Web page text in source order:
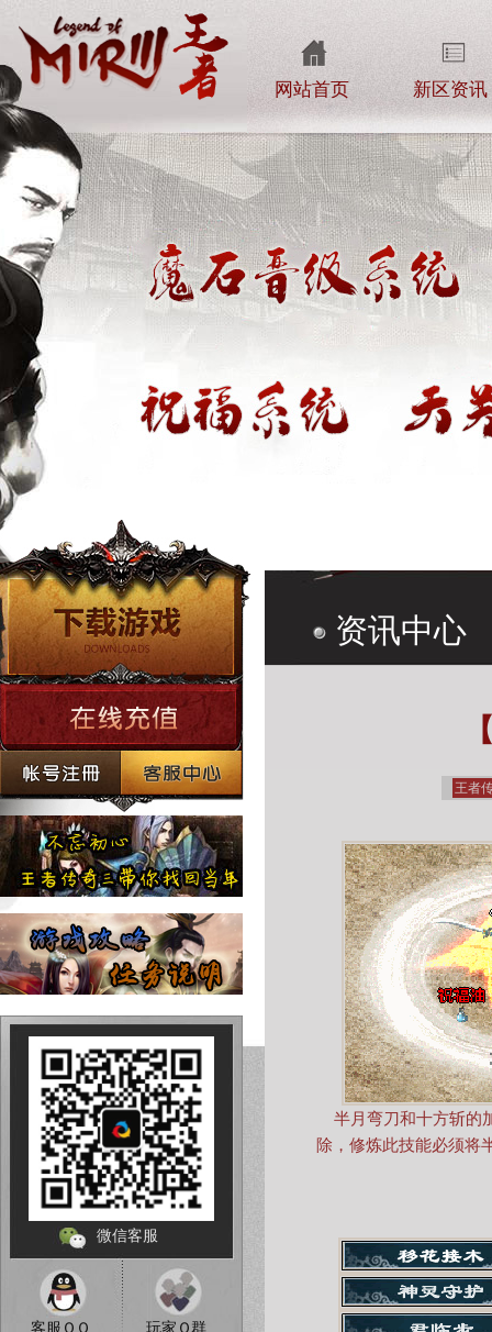
网站首页 新区资讯
微信客服
客服ＱＱ 玩家Ｑ群
资讯中心
王者
半月弯刀和十方斩的
除，修炼此技能必须将